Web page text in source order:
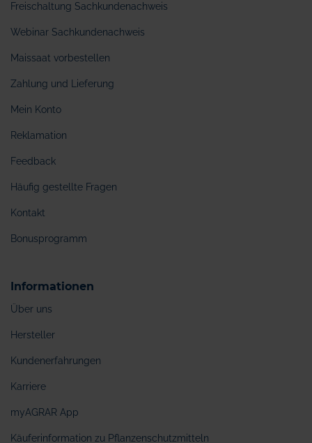
Freischaltung Sachkundenachweis
Webinar Sachkundenachweis
Maissaat vorbestellen
Zahlung und Lieferung
Mein Konto
Reklamation
Feedback
Häufig gestellte Fragen
Kontakt
Bonusprogramm
Informationen
Über uns
Hersteller
Kundenerfahrungen
Karriere
myAGRAR App
Käuferinformation zu Pflanzenschutzmitteln